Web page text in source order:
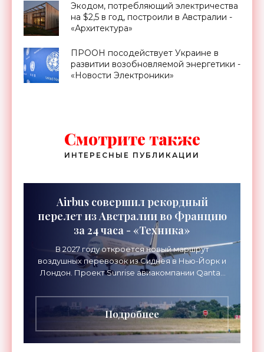
Экодом, потребляющий электричества
на $2,5 в год, построили в Австралии -
«Архитектура»
ПРООН посодействует Украине в
развитии возобновляемой энергетики -
«Новости Электроники»
Смотрите также
ИНТЕРЕСНЫЕ ПУБЛИКАЦИИ
Airbus совершил рекордный
перелет из Австралии во Францию
за 24 часа - «Техника»
В 2027 году откроется новый маршрут
воздушных перевозок из Сиднея в Нью-Йорк и
Лондон. Проект Sunrise авиакомпании Qantas
длительностью до 24
Подробнее